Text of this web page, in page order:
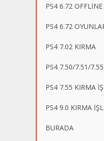
PS4 6.72
PS4 6.72
PS4 7.02 KIRMA
PS4 7.50/7.51/
PS4 7.55 KIRMA
PS4 9.0 KIRMA
BURADA